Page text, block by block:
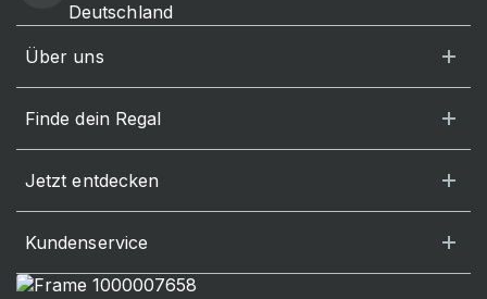
Deutschland
Über uns
Finde dein Regal
Jetzt entdecken
Kundenservice